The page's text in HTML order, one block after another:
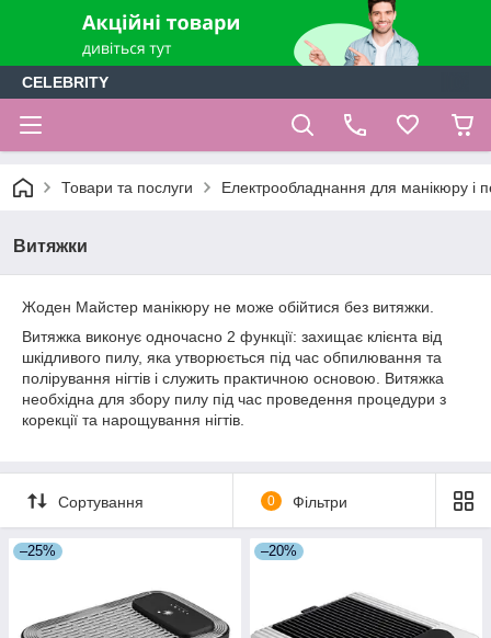
CELEBRITY
Товари та послуги Електрообладнання для манікюру і
Витяжки
Жоден Майстер манікюру не може обійтися без витяжки.
Витяжка виконує одночасно 2 функції: захищає клієнта від
шкідливого пилу, яка утворюється під час обпилювання та
полірування нігтів і служить практичною основою. Витяжка
необхідна для збору пилу під час проведення процедури з
корекції та нарощування нігтів.
Сортування 0 Фільтри
–25% –20%